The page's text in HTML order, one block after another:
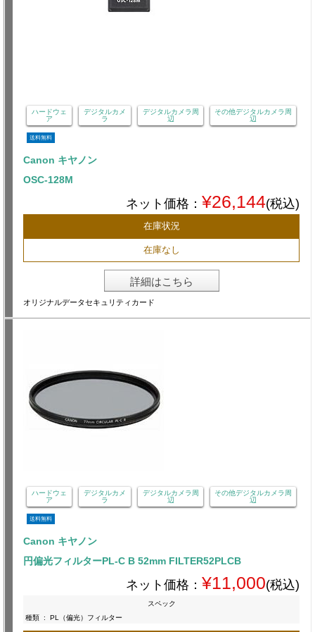
ハードウェ
ア
デジタルカメ
ラ
デジタルカメラ周
辺
その他デジタルカメラ周
辺
送料無料
Canon キヤノン
OSC-128M
ネット価格： ¥26,144(税込)
在庫状況
在庫なし
詳細はこちら
オリジナルデータセキュリティカード
ハードウェ
ア
デジタルカメ
ラ
デジタルカメラ周
辺
その他デジタルカメラ周
辺
送料無料
Canon キヤノン
円偏光フィルターPL-C B 52mm FILTER52PLCB
ネット価格： ¥11,000(税込)
スペック
種類 : PL（偏光）フィルター